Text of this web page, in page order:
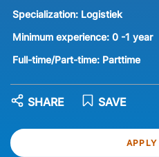
Specialization: Logistiek
Minimum experience: 0 -1 year
Full-time/Part-time: Parttime
APPLY
SAVE
SHARE